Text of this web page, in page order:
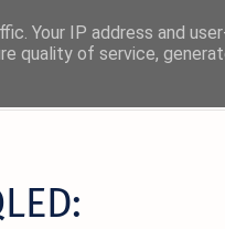
Your IP address and
quality of service,